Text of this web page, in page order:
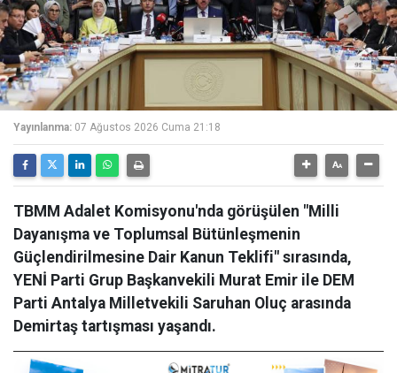
Yayınlanma: 07 Ağustos 2026 Cuma 21:18
TBMM Adalet Komisyonu'nda görüşülen "Milli
Dayanışma ve Toplumsal Bütünleşmenin
Güçlendirilmesine Dair Kanun Teklifi" sırasında,
YENİ Parti Grup Başkanvekili Murat Emir ile DEM
Parti Antalya Milletvekili Saruhan Oluç arasında
Demirtaş tartışması yaşandı.